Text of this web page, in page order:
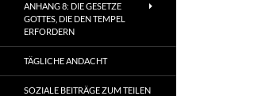
ANHANG 8: DIE GESETZE
GOTTES, DIE DEN TEMPEL
ERFORDERN
TÄGLICHE ANDACHT
SOZIALE BEITRÄGE ZUM TEILEN